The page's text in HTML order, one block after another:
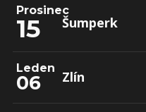
Prosinec
15 Šumperk
Leden
06 Zlín